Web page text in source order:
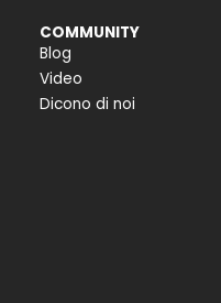
COMMUNITY
Blog
Video
Dicono di noi